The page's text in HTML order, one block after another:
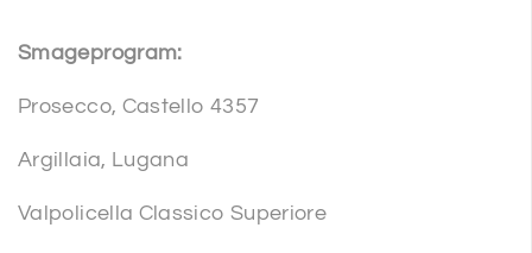
Smageprogram:
Prosecco, Castello 4357
Argillaia, Lugana
Valpolicella Classico Superiore